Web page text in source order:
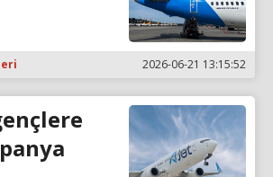
2026-06-21 13:15:52